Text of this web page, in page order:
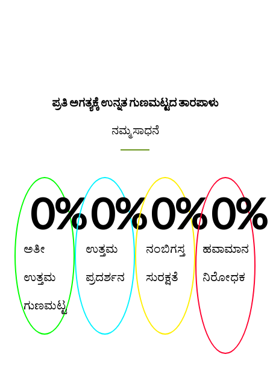
ಪ್ರತಿ ಅಗತ್ಯಕ್ಕೆ ಉನ್ನತ ಗುಣಮಟ್ಟದ ತಾರಪಾಳು
ನಮ್ಮ ಸಾಧನೆ
ಅತೀ
ಉತ್ತಮ
ಗುಣಮಟ್ಟ
0%
ಉತ್ತಮ
ಪ್ರದರ್ಶನ
0%
ನಂಬಿಗಸ್ತ
ಸುರಕ್ಷತೆ
0%
ಹವಾಮಾನ
ನಿರೋಧಕ
0%